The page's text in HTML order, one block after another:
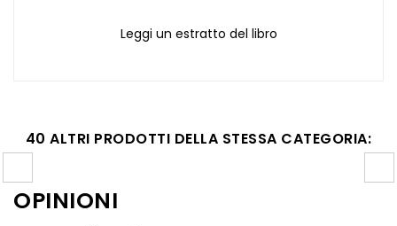
Leggi un estratto del libro
40 ALTRI PRODOTTI DELLA STESSA CATEGORIA:
OPINIONI